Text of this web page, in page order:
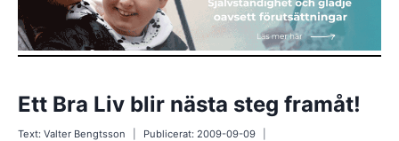
Ett Bra Liv blir nästa steg framåt!
Text: Valter Bengtsson Publicerat: 2009-09-09